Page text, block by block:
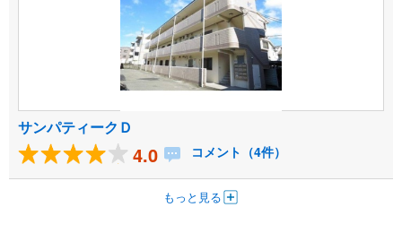
サンパティークＤ
4.0 コメント（4件）
もっと見る